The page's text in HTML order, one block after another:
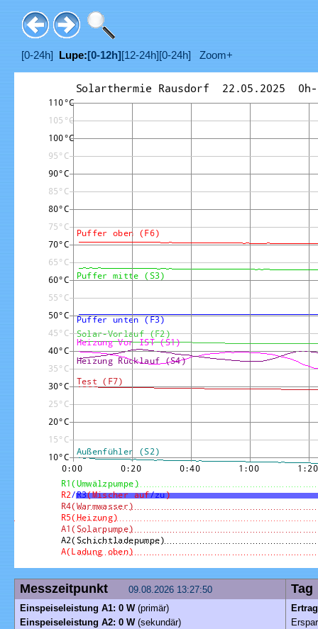
[0-24h] Lupe:[0-12h] [12-24h] [0-24h] Zoom+
Messzeitpunkt 09.08.2026 13:27:50
Einspeiseleistung A1: 0 W (primär)
Einspeiseleistung A2: 0 W(sekundär)